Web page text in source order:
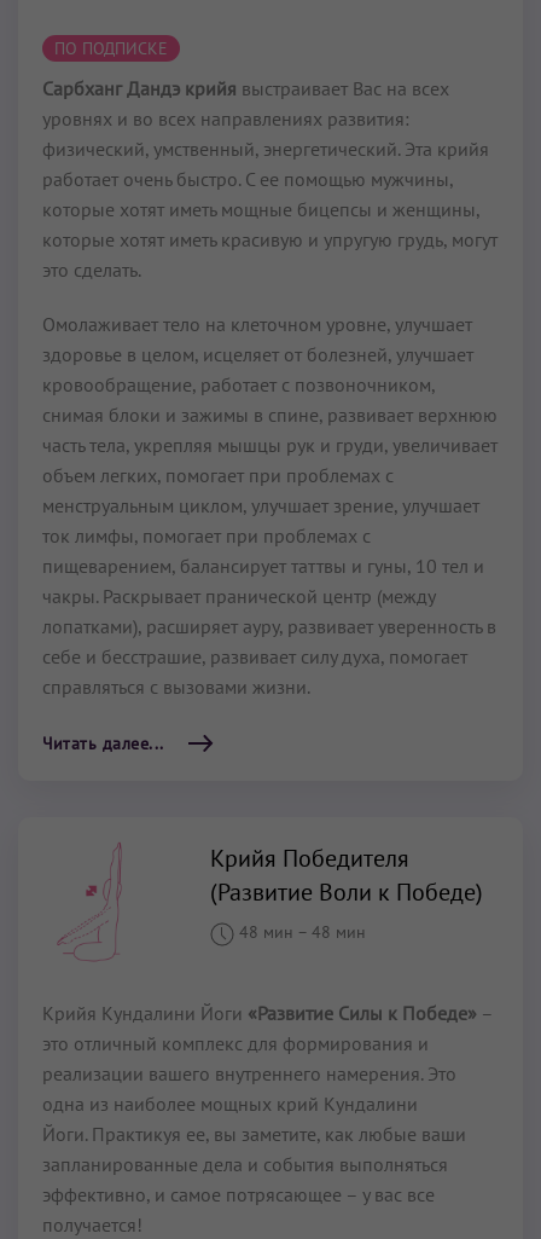
ПО ПОДПИСКЕ
Сарбханг Дандэ крийя выстраивает Вас на всех
уровнях и во всех направлениях развития:
физический, умственный, энергетический. Эта крийя
работает очень быстро. С ее помощью мужчины,
которые хотят иметь мощные бицепсы и женщины,
которые хотят иметь красивую и упругую грудь, могут
это сделать.
Омолаживает тело на клеточном уровне, улучшает
здоровье в целом, исцеляет от болезней, улучшает
кровообращение, работает с позвоночником,
снимая блоки и зажимы в спине, развивает верхнюю
часть тела, укрепляя мышцы рук и груди, увеличивает
объем легких, помогает при проблемах с
менструальным циклом, улучшает зрение, улучшает
ток лимфы, помогает при проблемах с
пищеварением, балансирует таттвы и гуны, 10 тел и
чакры. Раскрывает пранической центр (между
лопатками), расширяет ауру, развивает уверенность в
себе и бесстрашие, развивает силу духа, помогает
справляться с вызовами жизни.
Читать далее...
Крийя Победителя
(Развитие Воли к Победе)
48 мин –48 мин
Крийя Кундалини Йоги «Развитие Силы к Победе» –
это отличный комплекс для формирования и
реализации вашего внутреннего намерения. Это
одна из наиболее мощных крий Кундалини
Йоги. Практикуя ее, вы заметите, как любые ваши
запланированные дела и события выполняться
эффективно, и самое потрясающее – у вас все
получается!